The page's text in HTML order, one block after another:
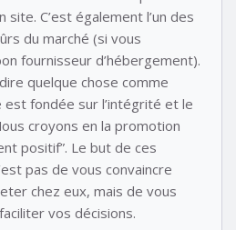
site. C’est également l’un des
du marché (si vous
fournisseur d’hébergement).
quelque chose comme
est fondée sur l’intégrité et le
croyons en la promotion
positif”. Le but de ces
pas de vous convaincre
chez eux, mais de vous
vos décisions.